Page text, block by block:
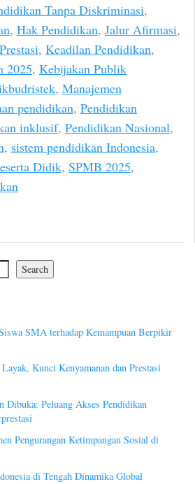
Tanpa Diskriminasi,
, Hak Pendidikan, Jalur Afirmasi,
, Keadilan Pendidikan,
2025, Kebijakan Publik
, Manajemen
pendidikan, Pendidikan
inklusif, Pendidikan Nasional,
, sistem pendidikan Indonesia,
Didik, SPMB 2025,
Search
SMA terhadap Kemampuan Berpikir
Kunci Kenyamanan dan Prestasi
Dibuka: Peluang Akses Pendidikan
Pengurangan Ketimpangan Sosial di
di Tengah Dinamika Global